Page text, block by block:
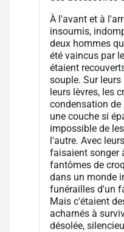
À l'avant et à
insoumis,
deux hommes
été vaincus par le
étaient
souple. Sur leurs
leurs lèvres, les
condensation
une couche si
impossible de
l'autre. Avec
faisaient songer
fantômes de
dans un monde
funérailles d'un
Mais c'étaient
acharnés à
désolée,